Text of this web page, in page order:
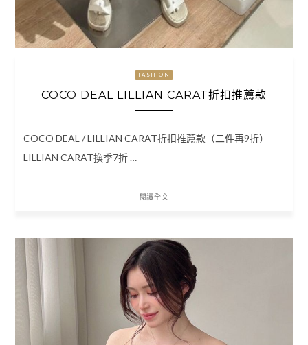
FASHION
COCO DEAL LILLIAN CARAT折扣推薦款
COCO DEAL / LILLIAN CARAT折扣推薦款（二件再9折）
LILLIAN CARAT換季7折 …
閱讀全文